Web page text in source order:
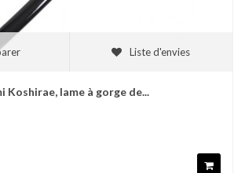
Liste d'envies
Koshirae, lame à gorge de...